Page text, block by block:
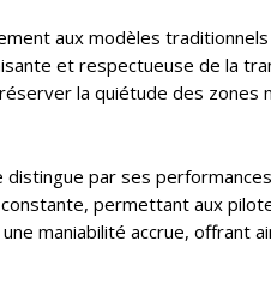
aux modèles
et respectueuse de la
la quiétude des zones
par ses
permettant aux
maniabilité accrue, offrant